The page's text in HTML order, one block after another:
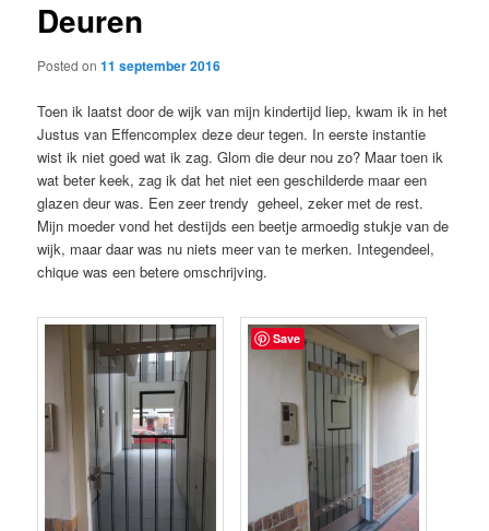
content
Deuren
Posted on11 september 2016
Toen ik laatst door de wijk van mijn kindertijd liep, kwam ik in het
Justus van Effencomplex deze deur tegen. In eerste instantie
wist ik niet goed wat ik zag. Glom die deur nou zo? Maar toen ik
wat beter keek, zag ik dat het niet een geschilderde maar een
glazen deur was. Een zeer trendy geheel, zeker met de rest.
Mijn moeder vond het destijds een beetje armoedig stukje van de
wijk, maar daar was nu niets meer van te merken. Integendeel,
chique was een betere omschrijving.
Save